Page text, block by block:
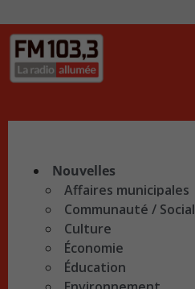
Nouvelles
Affaires municipales
Communauté / Social
Culture
Économie
Éducation